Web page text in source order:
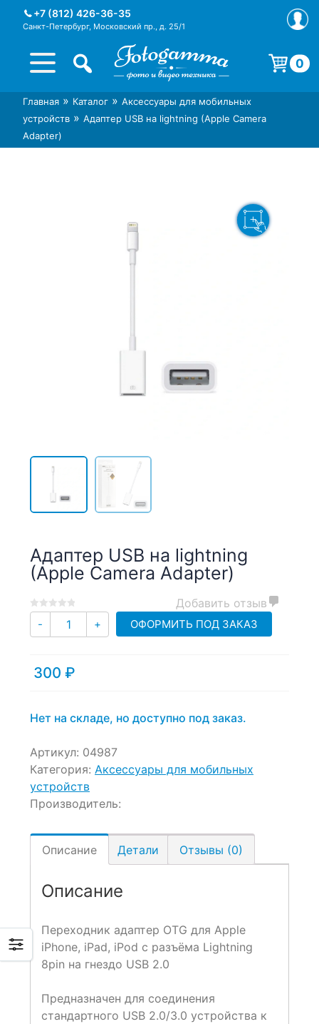
+7 (812) 426-36-35
Санкт-Петербург, Московский пр., д. 25/1
Интернет-магазин фототехники
Foto-Gamma в СПб
Магазин фотоаксессуаров foto-
gamma.ru
0
Корзина пуста.
Главная » Каталог » Аксессуары для мобильных
устройств » Адаптер USB на lightning (Apple Camera
Adapter)
Адаптер USB на lightning
(Apple Camera Adapter)
05
on
0
Добавить отзыв
- Количество
+ ОФОРМИТЬ ПОД ЗАКАЗ
300 ₽
Нет на складе, но доступно под заказ.
Артикул: 04987
Категория: Аксессуары для мобильных
устройств
Производитель:
Описание Детали Отзывы (0)
Описание
Переходник адаптер OTG для Apple
iPhone, iPad, iPod с разъёма Lightning
8pin на гнездо USB 2.0
Предназначен для соединения
стандартного USB 2.0/3.0 устройства к